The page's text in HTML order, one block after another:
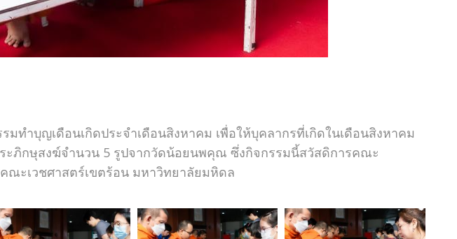
ำบุญเดือนเกิดประจำเดือนสิงหาคม เพื่อให้บุคลากรที่เกิดในเดือนสิงหาคม
ะภิกษุสงฆ์จำนวน 5 รูปจากวัดน้อยนพคุณ ซึ่งกิจกรรมนี้สวัสดิการคณะ
ณะเวชศาสตร์เขตร้อน มหาวิทยาลัยมหิดล